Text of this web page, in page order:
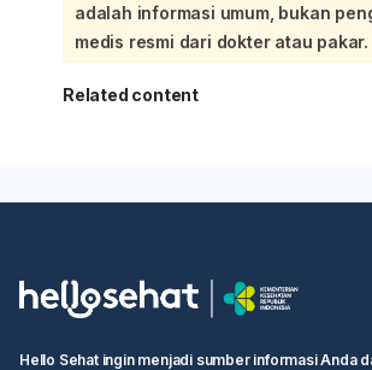
adalah informasi umum, bukan
medis resmi dari dokter atau pakar.
Related content
Hello Sehat ingin menjadi sumber informasi Anda